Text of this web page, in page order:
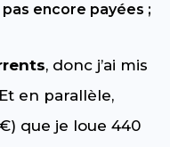
encore payées ;
, donc j’ai mis
en parallèle,
que je loue 440